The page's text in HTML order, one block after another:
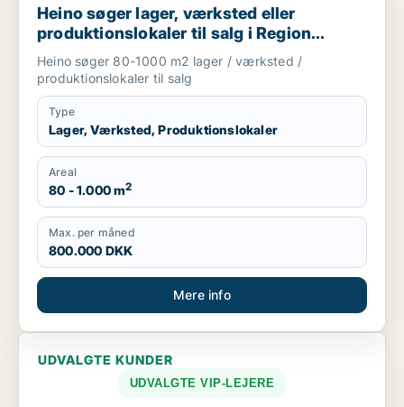
Heino søger lager, værksted eller
produktionslokaler til salg i Region
Sjælland
Heino søger 80-1000 m2 lager / værksted /
produktionslokaler til salg
Type
Lager, Værksted, Produktionslokaler
Areal
80 - 1.000 m2
Max. per måned
800.000 DKK
Mere info
UDVALGTE KUNDER
UDVALGTE VIP-LEJERE